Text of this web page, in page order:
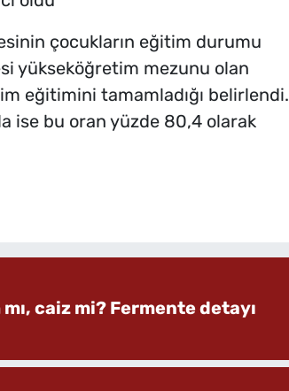
çocukların eğitim durumu
yükseköğretim mezunu olan
eğitimini tamamladığı belirlendi.
ise bu oran yüzde 80,4 olarak
caiz mi? Fermente detayı